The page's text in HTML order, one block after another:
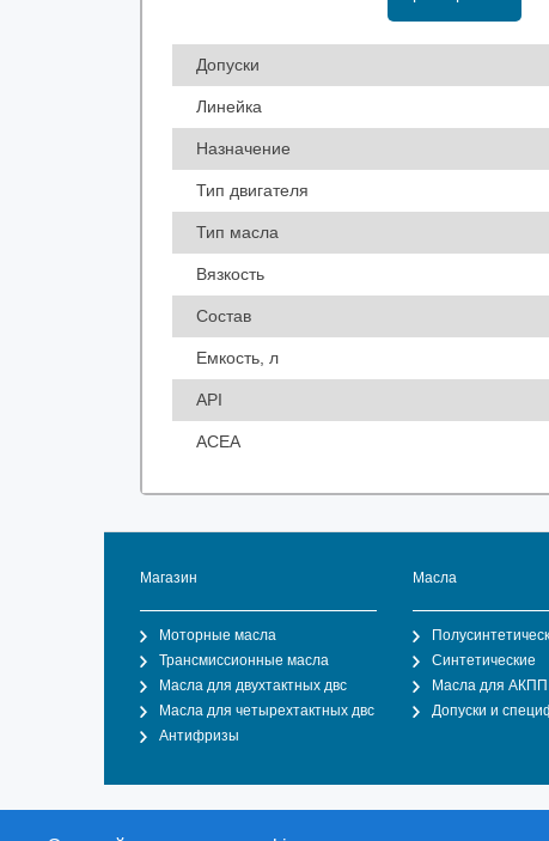
Допуски
Линейка
Назначение
Тип двигателя
Тип масла
Вязкость
Состав
Емкость, л
API
ACEA
Магазин
Моторные масла
Трансмиссионные масла
Масла для двухтактных двс
Масла для четырехтактных двс
Антифризы
Масла
Синтетические
Масла для АКПП
Допуски и